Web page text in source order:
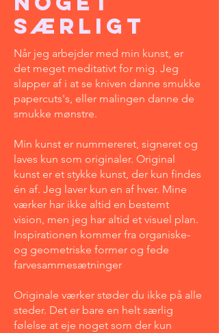
særligt
Når jeg arbejder med min kunst, er
det meget meditativt for mig. Jeg
slapper af i at se kniven danne smukke
papercuts's, eller malingen danne de
smukke mønstre.
Min kunst er nummereret, signeret og
laves kun som originaler. Original
kunst er et stykke kunst, der kun findes
én af. Jeg laver kun en af hver. Mine
værker har ikke altid en bestemt
vision, men jeg har altid et visuel plan.
Inspirationen kommer fra organiske-
og geometriske former og fede
farvesammesætninger
Originale værker støder du ikke på alle
steder. Det er bare en helt særlig
følelse at eje noget som der kun